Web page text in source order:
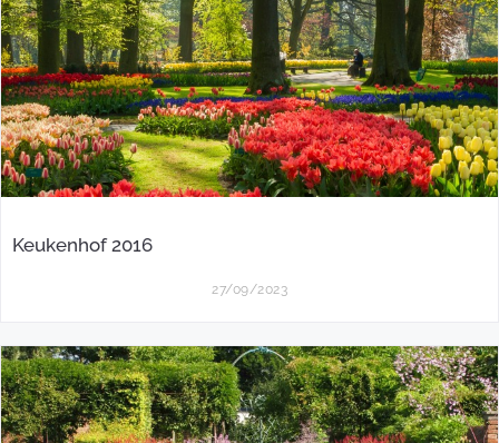
Keukenhof 2016
27/09/2023